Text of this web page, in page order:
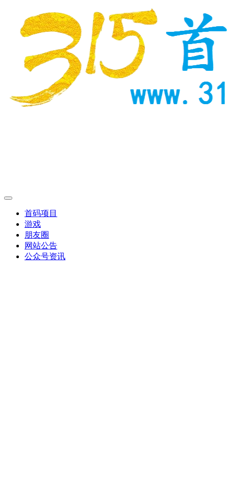
首码项目
游戏
朋友圈
网站公告
公众号资讯